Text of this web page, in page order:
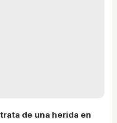
de una herida en